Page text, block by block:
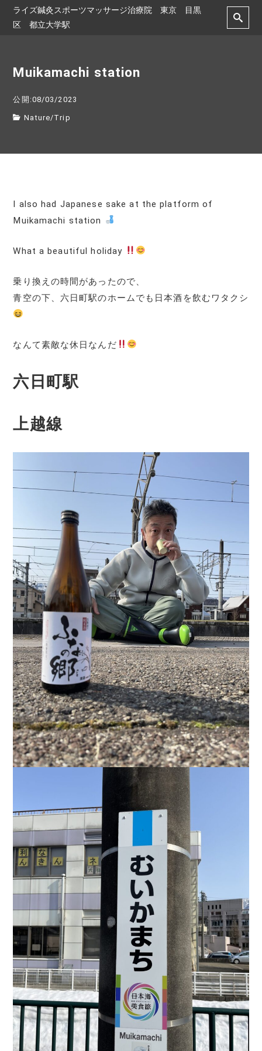
ライズ鍼灸スポーツマッサージ治療院 東京 目黒
区 都立大学駅
Muikamachi station
公開:08/03/2023
Nature/Trip
I also had Japanese sake at the platform of
Muikamachi station
What a beautiful holiday
乗り換えの時間があったので、
青空の下、六日町駅のホームでも日本酒を飲むワタクシ
なんて素敵な休日なんだ
六日町駅
上越線